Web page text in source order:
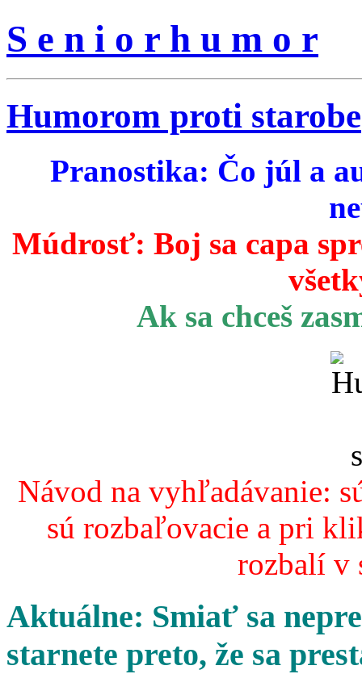
S e n i o r h u m o r
Humorom proti starobe
Pranostika: Čo júl a
Múdrosť: Boj sa capa
Ak sa chceš
Návod na vyhľadávanie:
sú rozbaľovacie a pri
rozbalí v
Aktuálne: Smiať sa
starnete preto, že sa